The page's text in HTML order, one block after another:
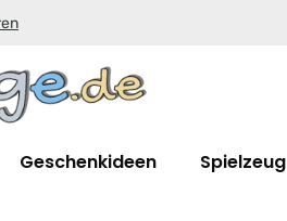
Geschenkideen Spielzeug